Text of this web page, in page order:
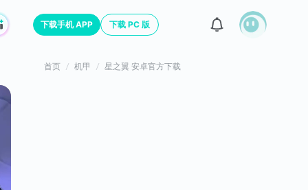
下载手机 APP 下载 PC 版
首页 机甲 星之翼 安卓官方下载